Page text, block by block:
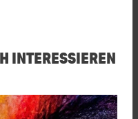
INTERESSIEREN